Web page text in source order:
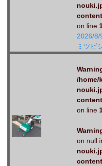
on line
2026/8/
ミツビ
/home/
on line
on null